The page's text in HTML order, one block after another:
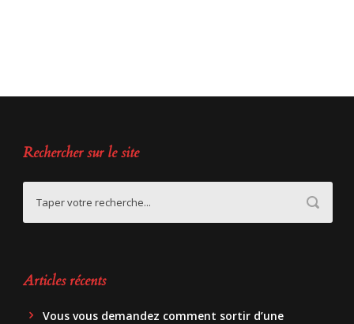
Rechercher sur le site
Articles récents
Vous vous demandez comment sortir d’une